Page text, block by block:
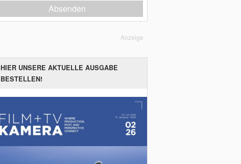
Absenden
Anzeige
HIER UNSERE AKTUELLE AUSGABE
BESTELLEN!